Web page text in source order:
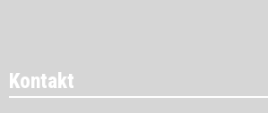
Kontakt